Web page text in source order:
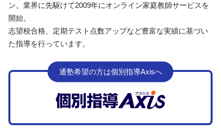
ン。業界に先駆けて2009年にオンライン家庭教師サービスを
開始。
志望校合格、定期テスト点数アップなど豊富な実績に基づい
た指導を行っています。
通塾希望の方は個別指導Axisへ